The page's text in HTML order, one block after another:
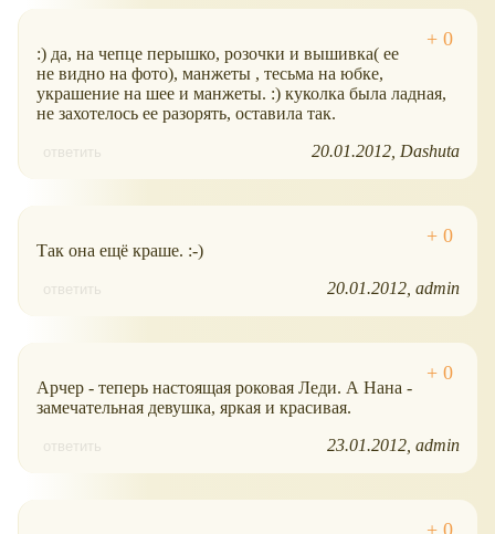
:) да, на чепце перышко, розочки и вышивка( ее
не видно на фото), манжеты , тесьма на юбке,
украшение на шее и манжеты. :) куколка была ладная,
не захотелось ее разорять, оставила так.
ответить 20.01.2012 Dashuta
Так она ещё краше. :-)
ответить 20.01.2012 admin
Арчер - теперь настоящая роковая Леди. А Нана -
замечательная девушка, яркая и красивая.
ответить 23.01.2012 admin